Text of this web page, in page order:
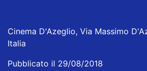
Cinema D'Azeglio, Via Massimo
Italia
Pubblicato il 29/08/2018